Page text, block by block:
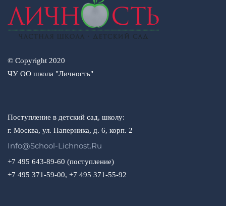
© Copyright 2020
ЧУ ОО школа "Личность"
Поступление в детский сад, школу:
г. Москва, ул. Паперника, д. 6, корп. 2
Info@school-Lichnost.ru
+7 495 643-89-60 (поступление)
+7 495 371-59-00, +7 495 371-55-92